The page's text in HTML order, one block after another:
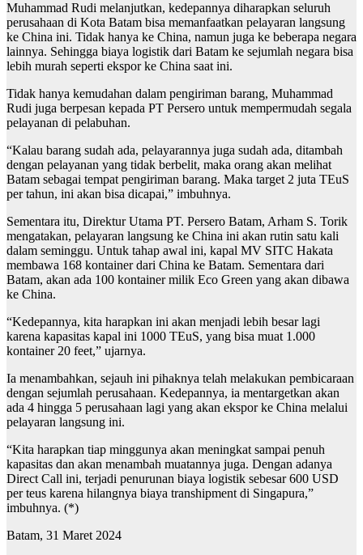
Muhammad Rudi melanjutkan, kedepannya diharapkan seluruh
perusahaan di Kota Batam bisa memanfaatkan pelayaran langsung
ke China ini. Tidak hanya ke China, namun juga ke beberapa negara
lainnya. Sehingga biaya logistik dari Batam ke sejumlah negara bisa
lebih murah seperti ekspor ke China saat ini.
Tidak hanya kemudahan dalam pengiriman barang, Muhammad
Rudi juga berpesan kepada PT Persero untuk mempermudah segala
pelayanan di pelabuhan.
“Kalau barang sudah ada, pelayarannya juga sudah ada, ditambah
dengan pelayanan yang tidak berbelit, maka orang akan melihat
Batam sebagai tempat pengiriman barang. Maka target 2 juta TEuS
per tahun, ini akan bisa dicapai,” imbuhnya.
Sementara itu, Direktur Utama PT. Persero Batam, Arham S. Torik
mengatakan, pelayaran langsung ke China ini akan rutin satu kali
dalam seminggu. Untuk tahap awal ini, kapal MV SITC Hakata
membawa 168 kontainer dari China ke Batam. Sementara dari
Batam, akan ada 100 kontainer milik Eco Green yang akan dibawa
ke China.
“Kedepannya, kita harapkan ini akan menjadi lebih besar lagi
karena kapasitas kapal ini 1000 TEuS, yang bisa muat 1.000
kontainer 20 feet,” ujarnya.
Ia menambahkan, sejauh ini pihaknya telah melakukan pembicaraan
dengan sejumlah perusahaan. Kedepannya, ia mentargetkan akan
ada 4 hingga 5 perusahaan lagi yang akan ekspor ke China melalui
pelayaran langsung ini.
“Kita harapkan tiap minggunya akan meningkat sampai penuh
kapasitas dan akan menambah muatannya juga. Dengan adanya
Direct Call ini, terjadi penurunan biaya logistik sebesar 600 USD
per teus karena hilangnya biaya transhipment di Singapura,”
imbuhnya. (*)
Batam, 31 Maret 2024